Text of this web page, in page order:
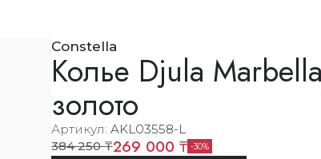
Constella
Колье Djula
золото
Артикул AKL03558-L
384 250 ₸269 000 ₸ 30